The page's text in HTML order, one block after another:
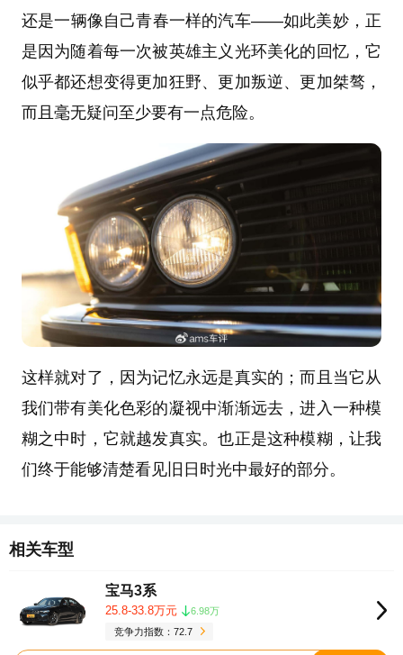
还是一辆像自己青春一样的汽车——如此美妙，正
是因为随着每一次被英雄主义光环美化的回忆，它
似乎都还想变得更加狂野、更加叛逆、更加桀骜，
而且毫无疑问至少要有一点危险。
这样就对了，因为记忆永远是真实的；而且当它从
我们带有美化色彩的凝视中渐渐远去，进入一种模
糊之中时，它就越发真实。也正是这种模糊，让我
们终于能够清楚看见旧日时光中最好的部分。
相关车型
宝马3系
25.8-33.8万元
6.98万
竞争力指数：72.7